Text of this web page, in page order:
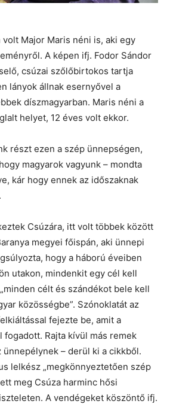
Major Maris néni is, aki egy
A képen ifj. Fodor Sándor
csúzai szőlőbirtokos tartja
lányok állnak esernyővel a
díszmagyarban. Maris néni a
helyet, 12 éves volt ekkor.
részt ezen a szép ünnepségen,
magyarok vagyunk – mondta
kár hogy ennek az időszaknak
Csúzára, itt volt többek között
megyei főispán, aki ünnepi
hogy a háború éveiben
utakon, mindenkit egy cél kell
célt és szándékot bele kell
közösségbe”. Szónoklatát az
fejezte be, amit a
fogadott. Rajta kívül más remek
ünnepélynek – derül ki a cikkből.
lelkész „megkönnyeztetően szép
meg Csúza harminc hősi
A vendégeket köszöntő ifj.